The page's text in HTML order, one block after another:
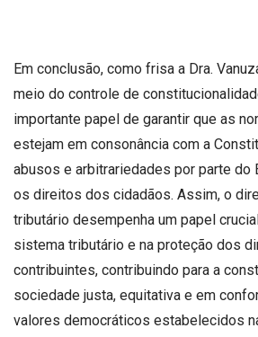
Em conclusão, como frisa a Dra.
meio do controle de
importante papel de garantir que as
estejam em consonância com a
abusos e arbitrariedades por parte do
os direitos dos cidadãos. Assim, o
tributário desempenha um papel
sistema tributário e na proteção dos
contribuintes, contribuindo para a
sociedade justa, equitativa e em
valores democráticos estabelecidos